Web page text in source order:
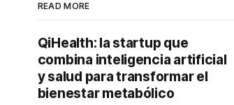
READ MORE
QiHealth: la startup que
combina inteligencia artificial
y salud para transformar el
bienestar metabólico